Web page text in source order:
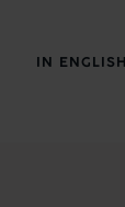
IN ENGLISH